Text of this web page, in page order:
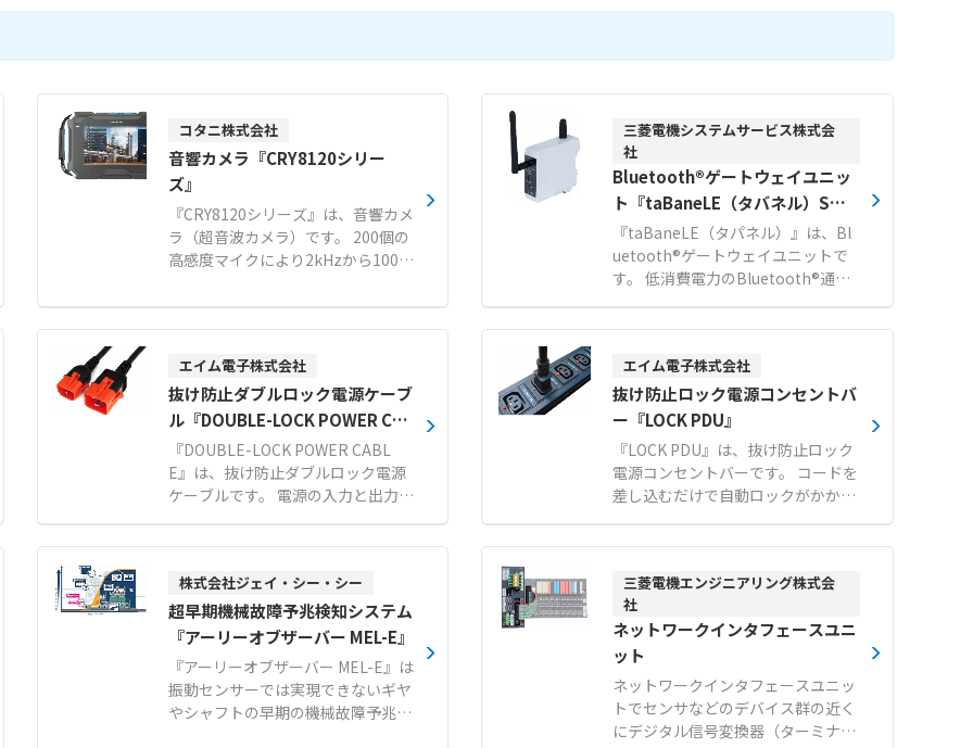
コタニ株式会社
音響カメラ『CRY8120シリー
ズ』
『CRY8120シリーズ』は、音響カメ
ラ（超音波カメラ）です。 200個の
高感度マイクにより2kHzから100k
響イメージングを実現します。 遠方
の微小なガス漏れや部分放電の発生
ラブルによるダウンタイムを防止し
ます。 音響画像と熱画像を同時に同
期表示する機能を備え、多角的なア
プローチで検出精度を向上させま
す。 刷新されたユーザーフレンドリ
ーなインターフェースにより、漏れ
などの後処理も容易です。 【特徴】
●200個の高感度マイクと100kHz
の広帯域がもたらす超高解像度イメ
ージング ●検出精度を高める音響画
像と熱画像のリアルタイム同期表示
機能 ●直感的な操作画面とワイヤレ
スデータ転送によるスムーズな点検
三菱電機システムサービス株式会
社
Bluetooth®ゲートウェイユニッ
ト『taBaneLE（タバネル）SWL
90-BLX』
『taBaneLE（タパネル）』は、Bl
uetooth®ゲートウェイユニットで
す。 低消費電力のBluetooth®通信
内蔵センサから、通信によってデー
タを収集します。 複数メーカーの計
の各種データを遠隔で確認できま
す。 収集したデータは特定小電力無
線（920MHz帯）を用いて、約100
mの比較的長距離までデータ送信可
能です。 対応センサのデータはシー
ケンサ等で一括確認でき、SLMP通
信で簡単に取り込めます。 既設の有
線LANがある環境では、本製品を有
線LANに接続するだけで手軽にネッ
トワークを構築できます。 【特徴】
●複数メーカーのBluetooth®通信
内蔵センサからのデータ一括収集 ●
特定小電力無線（920MHz帯）によ
る約100mの比較的長距離通信 ●シ
ーケンサ等へのSLMP通信や有線LA
N接続による簡単なデータ取り込み
【用途・事例】 ●工場内における既
エイム電子株式会社
抜け防止ダブルロック電源ケーブ
ル『DOUBLE-LOCK POWER CAB
LE』
『DOUBLE-LOCK POWER CABL
E』は、抜け防止ダブルロック電源
ケーブルです。 電源の入力と出力の
両側をワンタッチでロックします。
面倒な取付作業や工具は不要で、機
ます。 プラグ側はサイドとセンター
のラッチがPDU内部の溝にロックす
る仕組みです。 ソケット側もC13や
C15、C19などの多様なコネクタ形
状に対応しています。 PSEやRoHS1
0に適合し、サーバーやネットワー
ク機器の安定稼働に貢献します。
エイム電子株式会社
抜け防止ロック電源コンセントバ
ー『LOCK PDU』
『LOCK PDU』は、抜け防止ロック
電源コンセントバーです。 コードを
差し込むだけで自動ロックがかかる
独自のブレードロックシステムを搭
載しています。 C14プラグのアース
っかりと固定します。 取り外す際
は、赤いボタンを押しながら引くだ
けで簡単にロックを解除できます。
オプションの赤色や青色のロック電
源ケーブル（C13-C14）と組み合わ
せることで、A系統やB系統の給電
ラインを視覚的に判別可能です。 サ
株式会社ジェイ・シー・シー
超早期機械故障予兆検知システム
『アーリーオブザーバー MEL-E』
『アーリーオブザーバー MEL-E』は
振動センサーでは実現できないギヤ
やシャフトの早期の機械故障予兆を
三菱電機エンジニアリング株式会
社
ネットワークインタフェースユニ
ット
ネットワークインタフェースユニッ
トでセンサなどのデバイス群の近く
にデジタル信号変換器（ターミナル